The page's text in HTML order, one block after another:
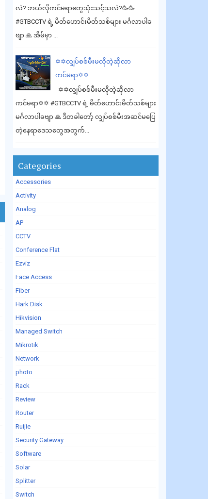
လဲ? ဘယ်လိုကင်မရာတွေသုံးသင့်သလဲ?🥳🥳
#GTBCCTV ရဲ့ မိတ်ဟောင်းမိတ်သစ်များ မင်္ဂလာပါခ
ဗျာ 🙏 အိမ်မှာ ...
✡️✡️လျှပ်စစ်မီးမလိုတဲ့ဆိုလာ
ကင်မရာ✡️✡️
✡️✡️လျှပ်စစ်မီးမလိုတဲ့ဆိုလာ
ကင်မရာ✡️✡️ #GTBCCTV ရဲ့ မိတ်ဟောင်းမိတ်သစ်များ
မင်္ဂလာပါခဗျာ 🙏 ဒီတခါတော့် လျှပ်စစ်မီးအဆင်မပြေ
တဲ့နေရာဒေသတွေအတွက်...
Categories
Accessories
Activity
Analog
AP
CCTV
Conference Flat
Ezviz
Face Access
Fiber
Hark Disk
Hikvision
Managed Switch
Mikrotik
Network
photo
Rack
Review
Router
Ruijie
Security Gateway
Software
Solar
Splitter
Switch